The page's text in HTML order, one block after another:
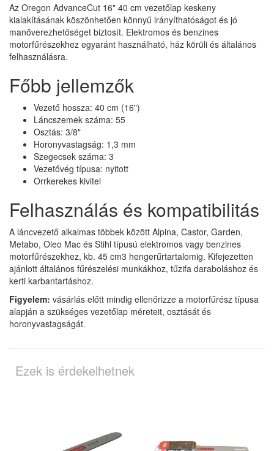
Az Oregon AdvanceCut 16" 40 cm vezetőlap keskeny
kialakításának köszönhetően könnyű irányíthatóságot és jó
manőverezhetőséget biztosít. Elektromos és benzines
motorfűrészekhez egyaránt használható, ház körüli és általános
felhasználásra.
Főbb jellemzők
Vezető hossza: 40 cm (16")
Láncszemek száma: 55
Osztás: 3/8"
Horonyvastagság: 1,3 mm
Szegecsek száma: 3
Vezetővég típusa: nyitott
Orrkerekes kivitel
Felhasználás és kompatibilitás
A láncvezető alkalmas többek között Alpina, Castor, Garden,
Metabo, Oleo Mac és Stihl típusú elektromos vagy benzines
motorfűrészekhez, kb. 45 cm3 hengerűrtartalomig. Kifejezetten
ajánlott általános fűrészelési munkákhoz, tűzifa daraboláshoz és
kerti karbantartáshoz.
Figyelem: vásárlás előtt mindig ellenőrizze a motorfűrész típusa
alapján a szükséges vezetőlap méreteit, osztását és
horonyvastagságát.
Ezek is érdekelhetnek